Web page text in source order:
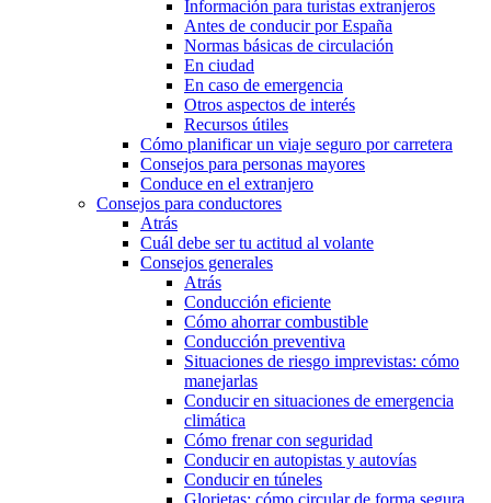
Información para turistas extranjeros
Antes de conducir por España
Normas básicas de circulación
En ciudad
En caso de emergencia
Otros aspectos de interés
Recursos útiles
Cómo planificar un viaje seguro por carretera
Consejos para personas mayores
Conduce en el extranjero
Consejos para conductores
Atrás
Cuál debe ser tu actitud al volante
Consejos generales
Atrás
Conducción eficiente
Cómo ahorrar combustible
Conducción preventiva
Situaciones de riesgo imprevistas: cómo
manejarlas
Conducir en situaciones de emergencia
climática
Cómo frenar con seguridad
Conducir en autopistas y autovías
Conducir en túneles